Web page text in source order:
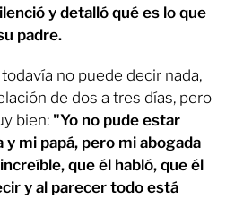
y detalló qué es lo que
padre.
no puede decir nada,
de dos a tres días, pero
bien: "Yo no pude estar
mi papá, pero mi abogada
que él habló, que él
y al parecer todo está